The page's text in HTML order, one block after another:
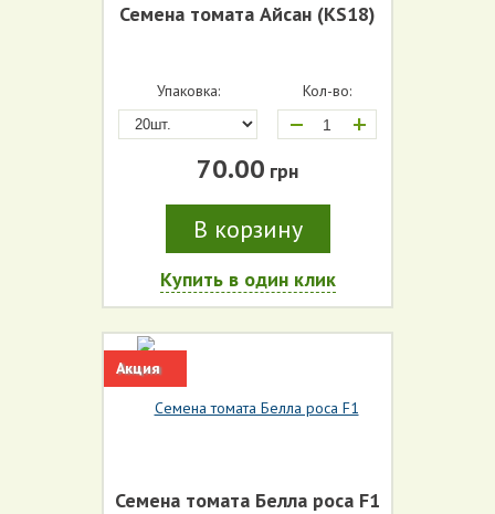
Семена томата Айсан (KS18)
Упаковка: Кол-во:
+
70.00 грн
В корзину
Купить в один клик
Акция
Семена томата Белла роса F1